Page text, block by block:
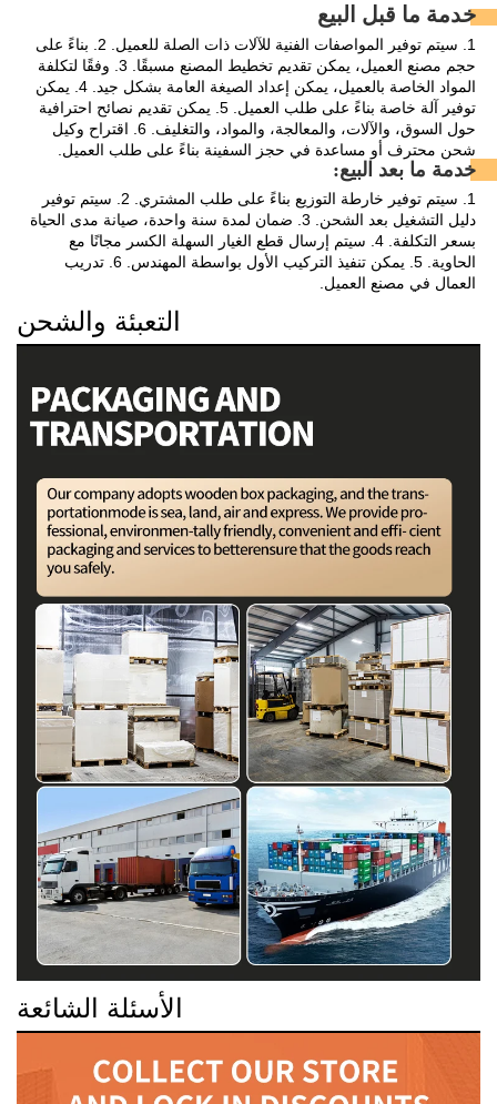
خدمة ما قبل البيع
شحن محترف أو مساعدة في حجز السفينة بناءً على طلب العميل.
خدمة ما بعد البيع:
العمال في مصنع العميل.
التعبئة والشحن
الأسئلة الشائعة